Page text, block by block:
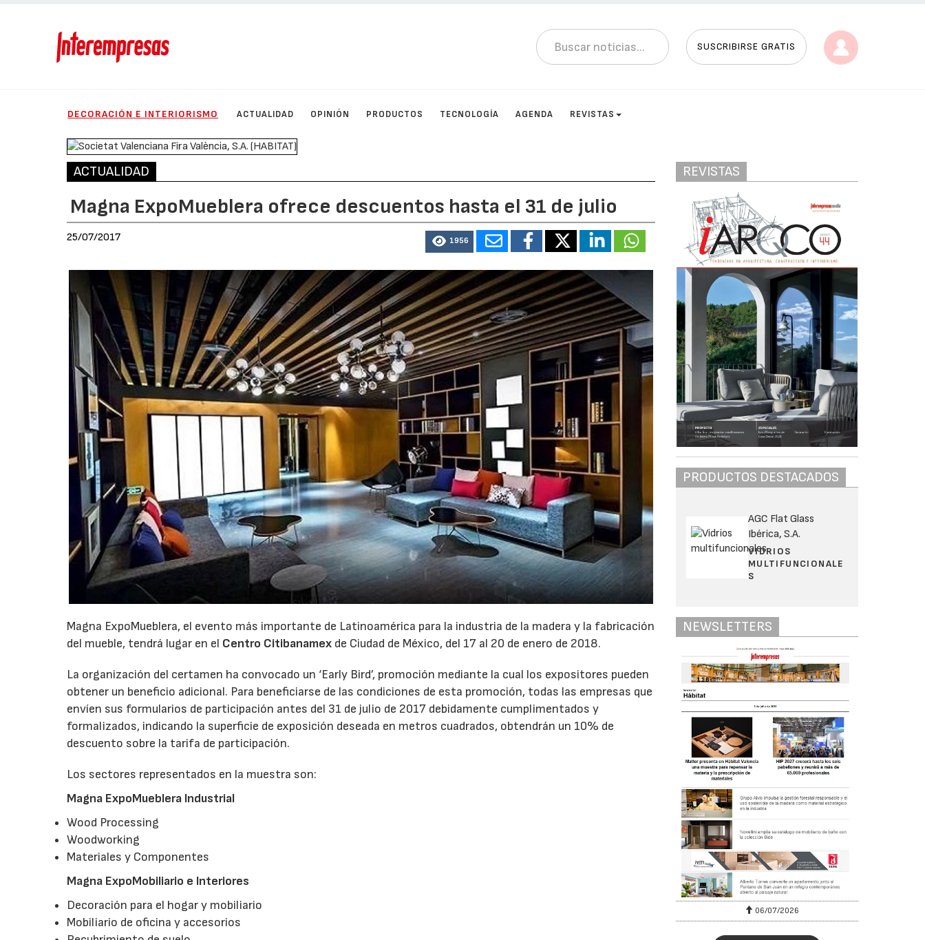
SUSCRIBIRSE GRATIS
DECORACIÓN E INTERIORISMO ACTUALIDAD OPINIÓN PRODUCTOS TECNOLOGÍA AGENDA REVISTAS
ACTUALIDAD
Magna ExpoMueblera ofrece descuentos hasta el 31 de julio
25/07/2017 1956
Magna ExpoMueblera, el evento más importante de Latinoamérica para la industria de la madera y la fabricación
del mueble, tendrá lugar en el Centro Citibanamex de Ciudad de México, del 17 al 20 de enero de 2018.
La organización del certamen ha convocado un ‘Early Bird’, promoción mediante la cual los expositores pueden
obtener un beneficio adicional. Para beneficiarse de las condiciones de esta promoción, todas las empresas que
envíen sus formularios de participación antes del 31 de julio de 2017 debidamente cumplimentados y
formalizados, indicando la superficie de exposición deseada en metros cuadrados, obtendrán un 10% de
descuento sobre la tarifa de participación.
Los sectores representados en la muestra son:
Magna ExpoMueblera Industrial
Wood Processing
Woodworking
Materiales y Componentes
Magna ExpoMobiliario e Interiores
Decoración para el hogar y mobiliario
Mobiliario de oficina y accesorios
REVISTAS
PRODUCTOS DESTACADOS
AGC Flat Glass
Ibérica, S.A.
VIDRIOS
MULTIFUNCIONALE
S
NEWSLETTERS
06/07/2026